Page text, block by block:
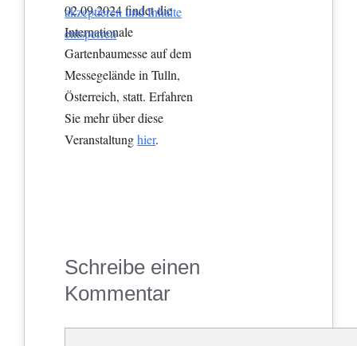
akzeptieren und Inhalte
entsperren
02.09.2024 findet die
Internationale
Gartenbaumesse auf dem
Messegelände in Tulln,
Österreich, statt. Erfahren
Sie mehr über diese
Veranstaltunghier.
Schreibe einen
Kommentar